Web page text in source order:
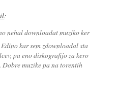
:
nehal downloadat muziko ker
kar sem zdownloadal sta
pa eno diskografijo za kero
muzike pa na torentih